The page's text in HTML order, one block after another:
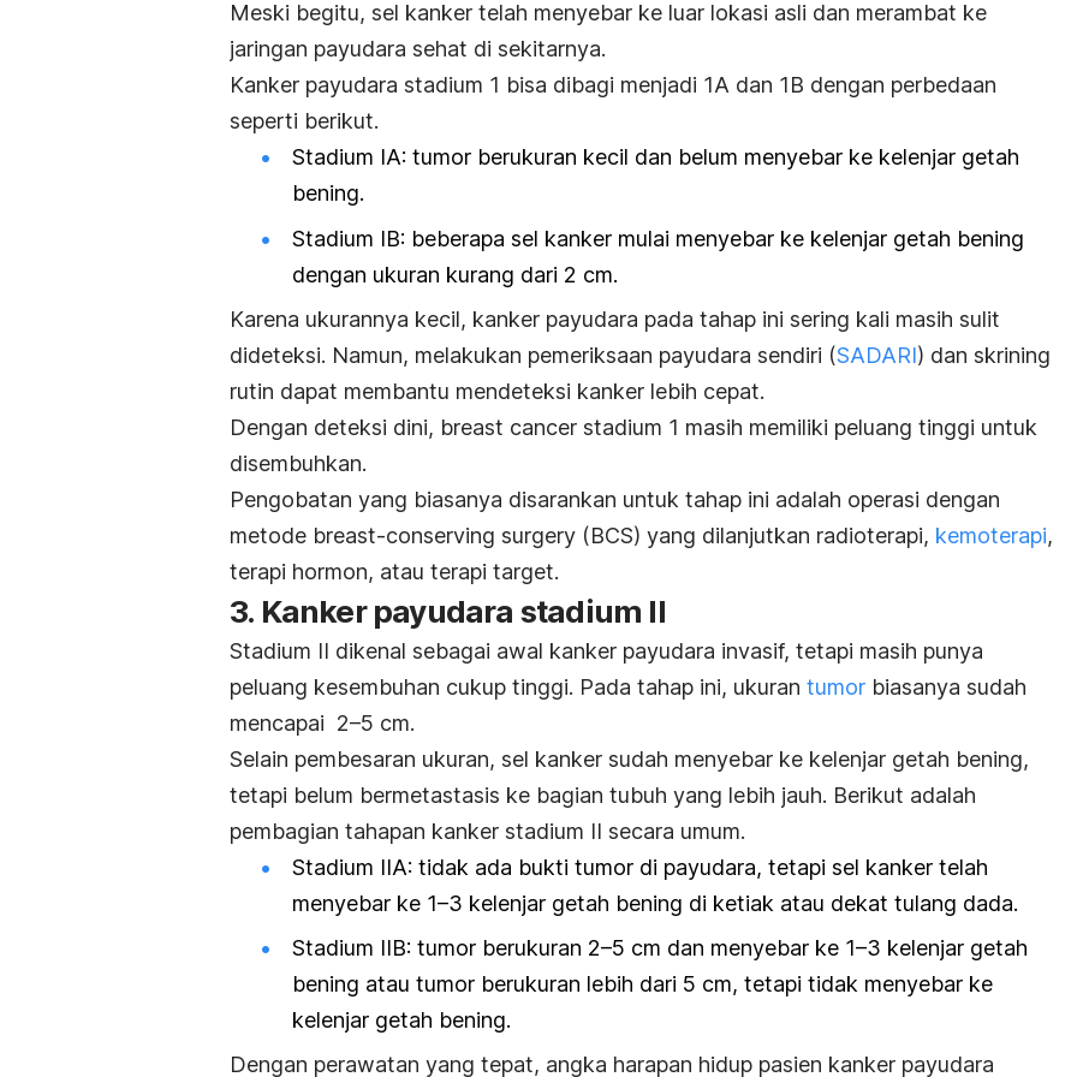
Meski begitu, sel kanker telah menyebar ke luar lokasi asli dan merambat ke
jaringan payudara sehat di sekitarnya.
Kanker payudara stadium 1 bisa dibagi menjadi 1A dan 1B dengan perbedaan
seperti berikut.
Stadium IA: tumor berukuran kecil dan belum menyebar ke kelenjar getah
bening.
Stadium IB: beberapa sel kanker mulai menyebar ke kelenjar getah bening
dengan ukuran kurang dari 2 cm.
Karena ukurannya kecil, kanker payudara pada tahap ini sering kali masih sulit
dideteksi. Namun, melakukan pemeriksaan payudara sendiri (SADARI) dan skrining
rutin dapat membantu mendeteksi kanker lebih cepat.
Dengan deteksi dini, breast cancer stadium 1 masih memiliki peluang tinggi untuk
disembuhkan.
Pengobatan yang biasanya disarankan untuk tahap ini adalah operasi dengan
metode breast-conserving surgery (BCS) yang dilanjutkan radioterapi, kemoterapi,
terapi hormon, atau terapi target.
3. Kanker payudara stadium II
Stadium II dikenal sebagai awal kanker payudara invasif, tetapi masih punya
peluang kesembuhan cukup tinggi. Pada tahap ini, ukuran tumor biasanya sudah
mencapai 2–5 cm.
Selain pembesaran ukuran, sel kanker sudah menyebar ke kelenjar getah bening,
tetapi belum bermetastasis ke bagian tubuh yang lebih jauh. Berikut adalah
pembagian tahapan kanker stadium II secara umum.
Stadium IIA: tidak ada bukti tumor di payudara, tetapi sel kanker telah
menyebar ke 1–3 kelenjar getah bening di ketiak atau dekat tulang dada.
Stadium IIB: tumor berukuran 2–5 cm dan menyebar ke 1–3 kelenjar getah
bening atau tumor berukuran lebih dari 5 cm, tetapi tidak menyebar ke
kelenjar getah bening.
Dengan perawatan yang tepat, angka harapan hidup pasien kanker payudara